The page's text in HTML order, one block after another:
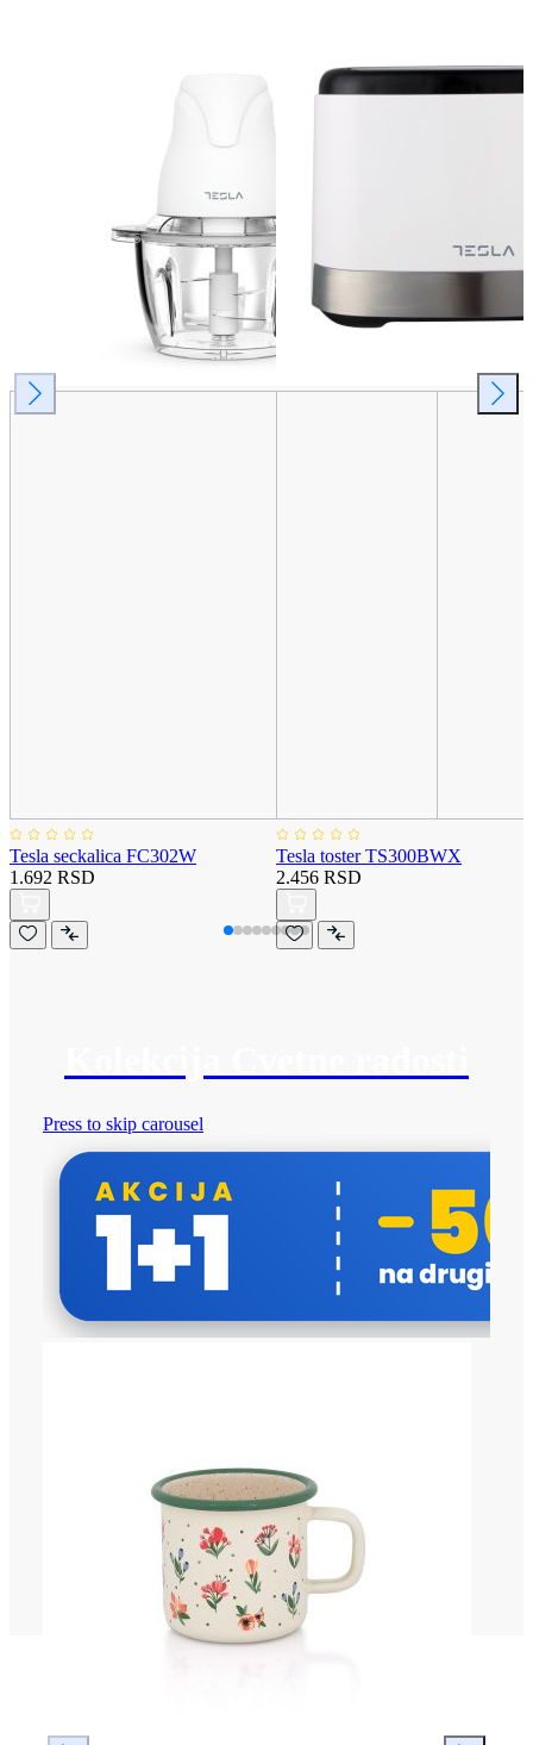
Tesla seckalica FC302W
1.692 RSD
Tesla toster TS300BWX
2.456 RSD
Press to skip carousel